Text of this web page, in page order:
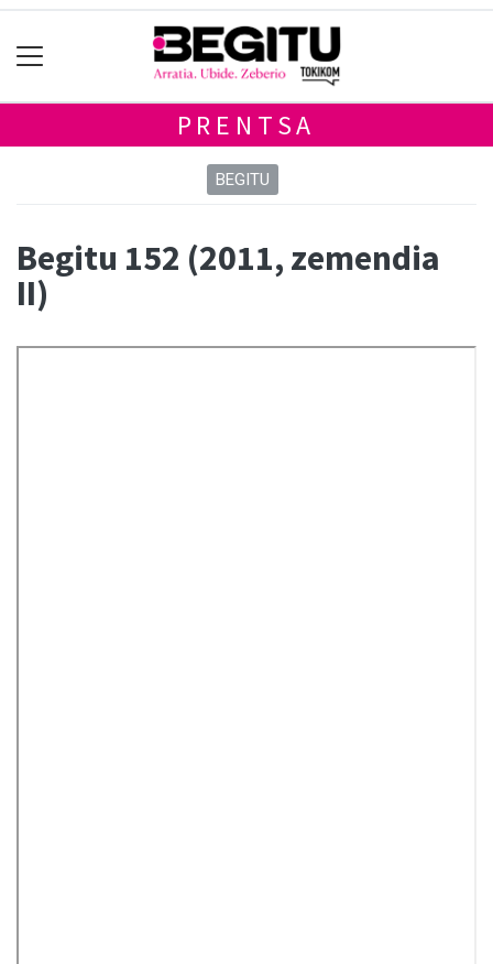
PRENTSA
BEGITU
Begitu 152 (2011, zemendia
II)